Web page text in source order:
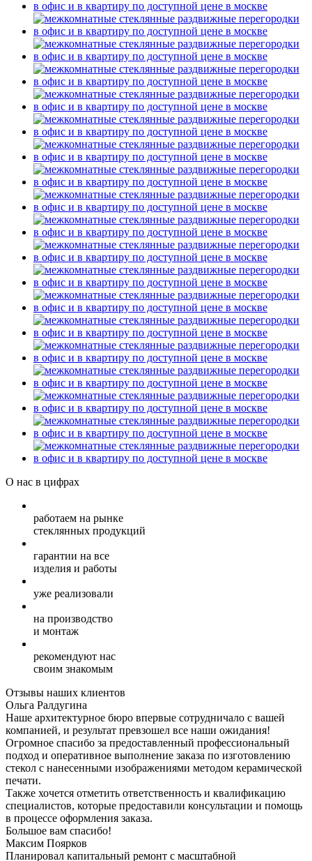
О нас в цифрах
работаем на рынке
стеклянных продукций
гарантии на все
изделия и работы
уже реализовали
на производство
и монтаж
рекомендуют нас
своим знакомым
Отзывы наших клиентов
Ольга Ралдугина
Наше архитектурное бюро впервые сотрудничало с вашей
компанией, и результат превзошел все наши ожидания!
Огромное спасибо за предоставленный профессиональный
подход и оперативное выполнение заказа по изготовлению
стекол с нанесенными изображениями методом керамической
печати.
Также хочется отметить ответственность и квалификацию
специалистов, которые предоставили консультации и помощь
в процессе оформления заказа.
Большое вам спасибо!
Максим Поярков
Планировал капитальный ремонт с масштабной